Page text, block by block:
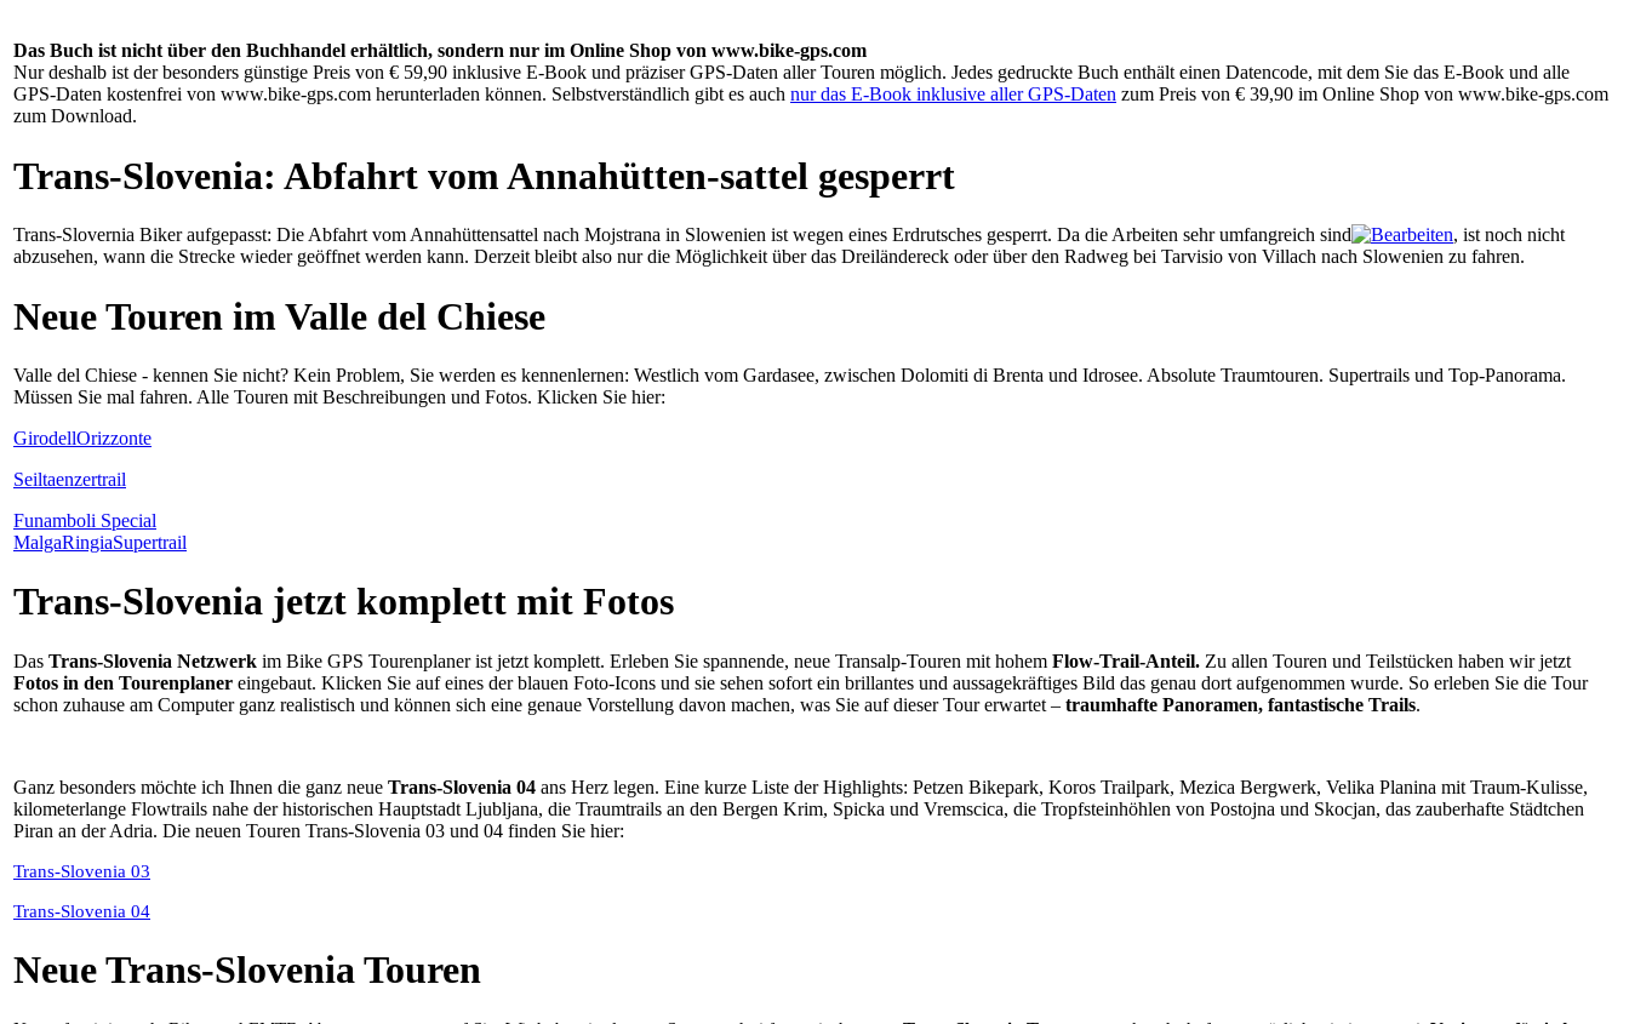
Das Buch ist nicht über den Buchhandel erhältlich, sondern nur im Online Shop von www.bike-gps.com
Nur deshalb ist der besonders günstige Preis von € 59,90 inklusive E-Book und präziser GPS-Daten aller Touren möglich. Jedes gedruckte Buch enthält einen Datencode, mit dem Sie das E-Book und alle
GPS-Daten kostenfrei von www.bike-gps.com herunterladen können. Selbstverständlich gibt es auch nur das E-Book inklusive aller GPS-Daten zum Preis von € 39,90 im Online Shop von www.bike-gps.com
zum Download.
Trans-Slovenia: Abfahrt vom Annahütten-sattel gesperrt
Trans-Slovernia Biker aufgepasst: Die Abfahrt vom Annahüttensattel nach Mojstrana in Slowenien ist wegen eines Erdrutsches gesperrt. Da die Arbeiten sehr umfangreich sind
, ist noch nicht
abzusehen, wann die Strecke wieder geöffnet werden kann. Derzeit bleibt also nur die Möglichkeit über das Dreiländereck oder über den Radweg bei Tarvisio von Villach nach Slowenien zu fahren.
Neue Touren im Valle del Chiese
Valle del Chiese - kennen Sie nicht? Kein Problem, Sie werden es kennenlernen: Westlich vom Gardasee, zwischen Dolomiti di Brenta und Idrosee. Absolute Traumtouren. Supertrails und Top-Panorama.
Müssen Sie mal fahren. Alle Touren mit Beschreibungen und Fotos. Klicken Sie hier:
GirodellOrizzonte
Seiltaenzertrail
Funamboli Special
MalgaRingiaSupertrail
Trans-Slovenia jetzt komplett mit Fotos
Das Trans-Slovenia Netzwerk im Bike GPS Tourenplaner ist jetzt komplett. Erleben Sie spannende, neue Transalp-Touren mit hohem Flow-Trail-Anteil. Zu allen Touren und Teilstücken haben wir jetzt
Fotos in den Tourenplaner eingebaut. Klicken Sie auf eines der blauen Foto-Icons und sie sehen sofort ein brillantes und aussagekräftiges Bild das genau dort aufgenommen wurde. So erleben Sie die Tour
schon zuhause am Computer ganz realistisch und können sich eine genaue Vorstellung davon machen, was Sie auf dieser Tour erwartet – traumhafte Panoramen, fantastische Trails.
Ganz besonders möchte ich Ihnen die ganz neue Trans-Slovenia 04 ans Herz legen. Eine kurze Liste der Highlights: Petzen Bikepark, Koros Trailpark, Mezica Bergwerk, Velika Planina mit Traum-Kulisse,
kilometerlange Flowtrails nahe der historischen Hauptstadt Ljubljana, die Traumtrails an den Bergen Krim, Spicka und Vremscica, die Tropfsteinhöhlen von Postojna und Skocjan, das zauberhafte Städtchen
Piran an der Adria. Die neuen Touren Trans-Slovenia 03 und 04 finden Sie hier:
Trans-Slovenia 03
Trans-Slovenia 04
Neue Trans-Slovenia Touren